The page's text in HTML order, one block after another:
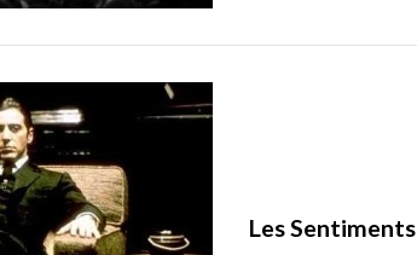
Les Sentiments